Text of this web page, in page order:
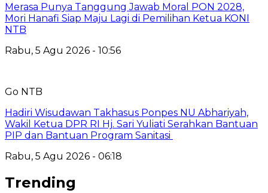
Merasa Punya Tanggung Jawab Moral PON 2028,
Mori Hanafi Siap Maju Lagi di Pemilihan Ketua KONI
NTB
Rabu, 5 Agu 2026 - 10:56
Go NTB
Hadiri Wisudawan Takhasus Ponpes NU Abhariyah,
Wakil Ketua DPR RI Hj. Sari Yuliati Serahkan Bantuan
PIP dan Bantuan Program Sanitasi
Rabu, 5 Agu 2026 - 06:18
Trending